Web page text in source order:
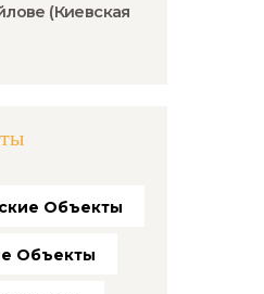
(Киевская
Объекты
Объекты